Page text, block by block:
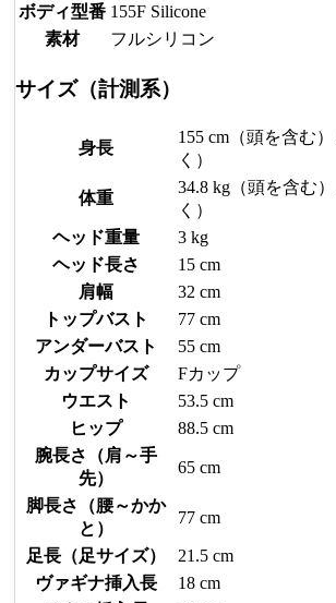
ボディ型番 155F Silicone
素材
フルシリコン
サイズ（計測系）
身長
155 cm（頭を含む
く）
体重
34.8 kg（頭を含む
く）
ヘッド重量
3 kg
ヘッド長さ
15 cm
肩幅
32 cm
トップバスト
77 cm
アンダーバスト
55 cm
カップサイズ
Fカップ
ウエスト
53.5 cm
ヒップ
88.5 cm
腕長さ（肩～手
先）
65 cm
脚長さ（腰～かか
と）
77 cm
足長（足サイズ）
21.5 cm
ヴァギナ挿入長
18 cm